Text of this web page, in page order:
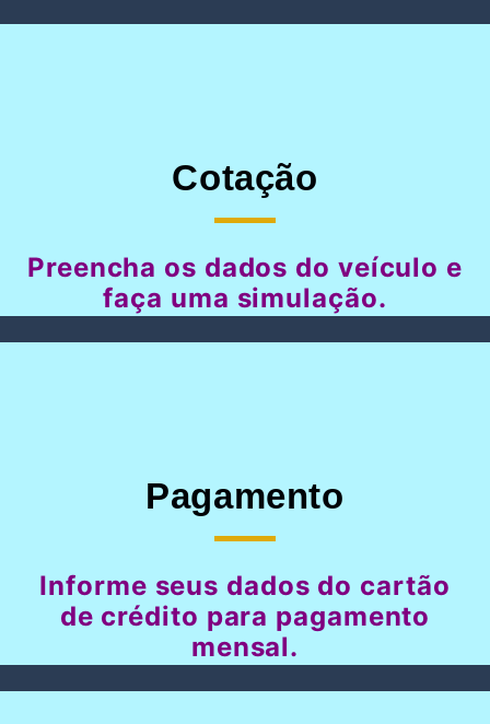
Cotação
Preencha os dados do veículo e
faça uma simulação.
Pagamento
Informe seus dados do cartão
de crédito para pagamento
mensal.